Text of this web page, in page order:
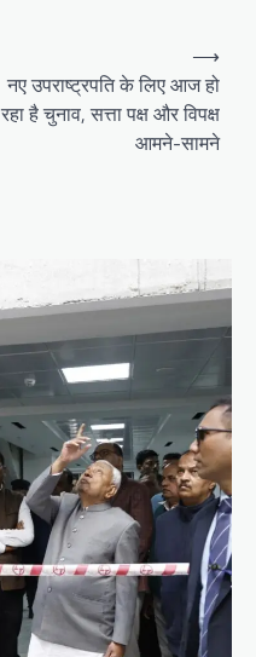
नए उपराष्ट्रपति के लिए आज हो
रहा है चुनाव, सत्ता पक्ष और विपक्ष
आमने-सामने
⟶